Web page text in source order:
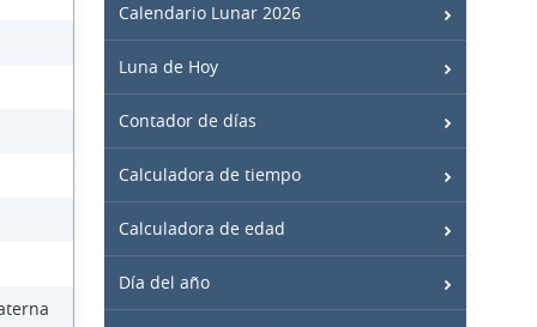
Calendario Lunar 2026
Luna de Hoy
Contador de días
Calculadora de tiempo
Calculadora de edad
Día del año